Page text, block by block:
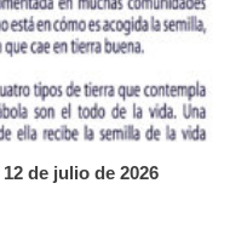
de julio de 2026